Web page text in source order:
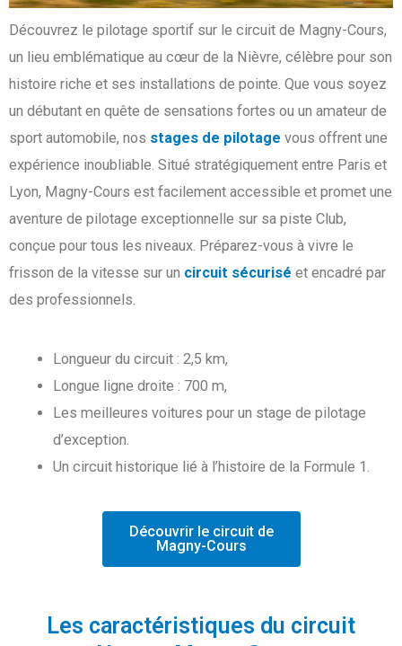
Découvrez le pilotage sportif sur le circuit de Magny-Cours,
un lieu emblématique au cœur de la Nièvre, célèbre pour son
histoire riche et ses installations de pointe. Que vous soyez
un débutant en quête de sensations fortes ou un amateur de
sport automobile, nos stages de pilotage vous offrent une
expérience inoubliable. Situé stratégiquement entre Paris et
Lyon, Magny-Cours est facilement accessible et promet une
aventure de pilotage exceptionnelle sur sa piste Club,
conçue pour tous les niveaux. Préparez-vous à vivre le
frisson de la vitesse sur un circuit sécurisé et encadré par
des professionnels.
Longueur du circuit : 2,5 km,
Longue ligne droite : 700 m,
Les meilleures voitures pour un stage de pilotage
d’exception.
Un circuit historique lié à l’histoire de la Formule 1.
Découvrir le circuit de
Magny-Cours
Les caractéristiques du circuit